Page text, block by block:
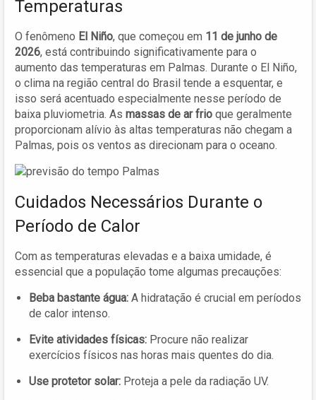
Temperaturas
O fenômeno El Niño, que começou em 11 de junho de
2026, está contribuindo significativamente para o
aumento das temperaturas em Palmas. Durante o El Niño,
o clima na região central do Brasil tende a esquentar, e
isso será acentuado especialmente nesse período de
baixa pluviometria. As massas de ar frio que geralmente
proporcionam alívio às altas temperaturas não chegam a
Palmas, pois os ventos as direcionam para o oceano.
Cuidados Necessários Durante o
Período de Calor
Com as temperaturas elevadas e a baixa umidade, é
essencial que a população tome algumas precauções:
Beba bastante água: A hidratação é crucial em períodos
de calor intenso.
Evite atividades físicas: Procure não realizar
exercícios físicos nas horas mais quentes do dia.
Use protetor solar: Proteja a pele da radiação UV.